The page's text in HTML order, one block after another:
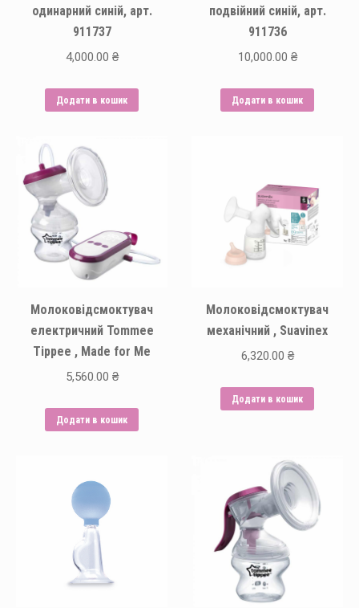
одинарний синій, арт.
911737
4,000.00 ₴
Додати в кошик
подвійний синій, арт.
911736
10,000.00 ₴
Додати в кошик
Молоковідсмоктувач
електричний Tommee
Tippee , Made for Me
5,560.00 ₴
Додати в кошик
Молоковідсмоктувач
механічний , Suavinex
6,320.00 ₴
Додати в кошик